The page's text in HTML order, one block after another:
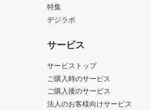
特集
デジラボ
サービス
サービストップ
ご購入時のサービス
ご購入後のサービス
法人のお客様向けサービス